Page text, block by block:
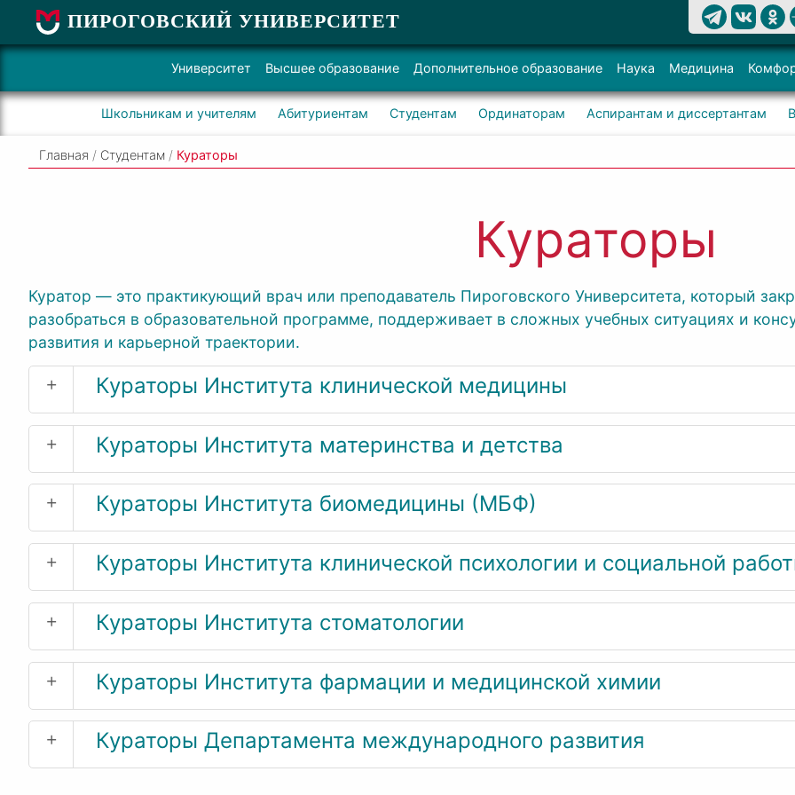
ПИРОГОВСКИЙ УНИВЕРСИТЕТ
Университет Высшее образование Дополнительное образование Наука Медицина
Школьникам и учителям Абитуриентам Студентам Ординаторам Аспирантам и диссертантам
Главная / Студентам / Кураторы
Кураторы
Куратор — это практикующий врач или преподаватель Пироговского Университета, который
разобраться в образовательной программе, поддерживает в сложных учебных ситуациях и
развития и карьерной траектории.
+ Кураторы Института клинической медицины
+ Кураторы Института материнства и детства
+ Кураторы Института биомедицины (МБФ)
+ Кураторы Института клинической психологии и социальной
+ Кураторы Института стоматологии
+ Кураторы Института фармации и медицинской химии
+ Кураторы Департамента международного развития